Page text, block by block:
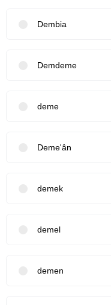
Dembia
Demdeme
deme
Deme'ân
demek
demel
demen